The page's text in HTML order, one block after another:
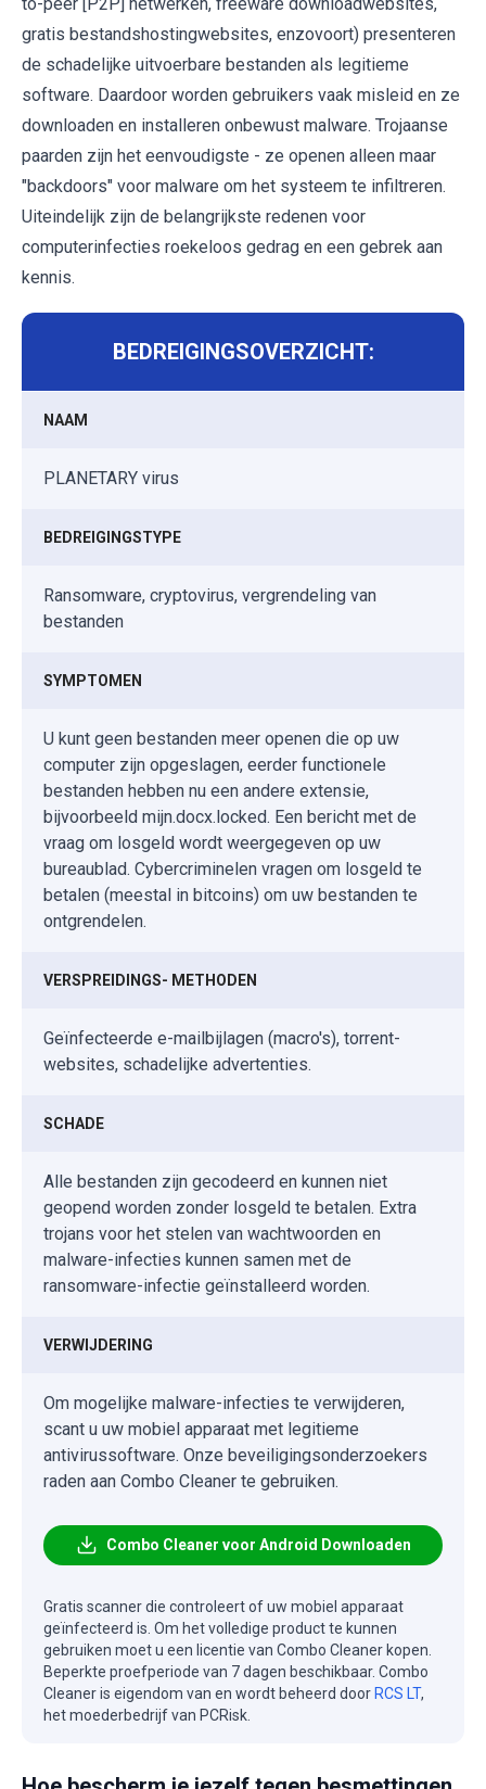
gratis bestandshostingwebsites, enzovoort) presenteren
de schadelijke uitvoerbare bestanden als legitieme
software. Daardoor worden gebruikers vaak misleid en ze
downloaden en installeren onbewust malware. Trojaanse
paarden zijn het eenvoudigste - ze openen alleen maar
"backdoors" voor malware om het systeem te infiltreren.
Uiteindelijk zijn de belangrijkste redenen voor
computerinfecties roekeloos gedrag en een gebrek aan
kennis.
BEDREIGINGSOVERZICHT:
NAAM
PLANETARY virus
BEDREIGINGSTYPE
Ransomware, cryptovirus, vergrendeling van
bestanden
SYMPTOMEN
U kunt geen bestanden meer openen die op uw
computer zijn opgeslagen, eerder functionele
bestanden hebben nu een andere extensie,
bijvoorbeeld mijn.docx.locked. Een bericht met de
vraag om losgeld wordt weergegeven op uw
bureaublad. Cybercriminelen vragen om losgeld te
betalen (meestal in bitcoins) om uw bestanden te
ontgrendelen.
VERSPREIDINGS- METHODEN
Geïnfecteerde e-mailbijlagen (macro's), torrent-
websites, schadelijke advertenties.
SCHADE
Alle bestanden zijn gecodeerd en kunnen niet
geopend worden zonder losgeld te betalen. Extra
trojans voor het stelen van wachtwoorden en
malware-infecties kunnen samen met de
ransomware-infectie geïnstalleerd worden.
VERWIJDERING
Om mogelijke malware-infecties te verwijderen,
scant u uw mobiel apparaat met legitieme
antivirussoftware. Onze beveiligingsonderzoekers
raden aan Combo Cleaner te gebruiken.
Combo Cleaner voor Android Downloaden
Gratis scanner die controleert of uw mobiel apparaat
geïnfecteerd is. Om het volledige product te kunnen
gebruiken moet u een licentie van Combo Cleaner kopen.
Beperkte proefperiode van 7 dagen beschikbaar. Combo
Cleaner is eigendom van en wordt beheerd doorRCS LT,
het moederbedrijf van PCRisk.